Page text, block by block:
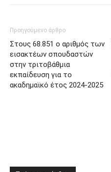
Προηγούμενο άρθρο
Στους 68.851 ο αριθμός των
εισακτέων σπουδαστών
στην τριτοβάθμια
εκπαίδευση για το
ακαδημαϊκό έτος 2024-2025